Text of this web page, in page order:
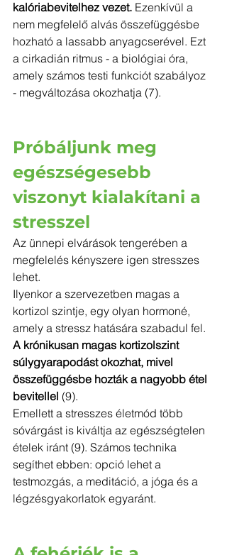
kalóriabevitelhez vezet. Ezenkívül a
nem megfelelő alvás összefüggésbe
hozható a lassabb anyagcserével. Ezt
a cirkadián ritmus - a biológiai óra,
amely számos testi funkciót szabályoz
- megváltozása okozhatja (7).
Próbáljunk meg
egészségesebb
viszonyt kialakítani a
stresszel
Az ünnepi elvárások tengerében a
megfelelés kényszere igen stresszes
lehet.
Ilyenkor a szervezetben magas a
kortizol szintje, egy olyan hormoné,
amely a stressz hatására szabadul fel.
A krónikusan magas kortizolszint
súlygyarapodást okozhat, mivel
összefüggésbe hozták a nagyobb étel
bevitellel (9).
Emellett a stresszes életmód több
sóvárgást is kiváltja az egészségtelen
ételek iránt (9). Számos technika
segíthet ebben: opció lehet a
testmozgás, a meditáció, a jóga és a
légzésgyakorlatok egyaránt.